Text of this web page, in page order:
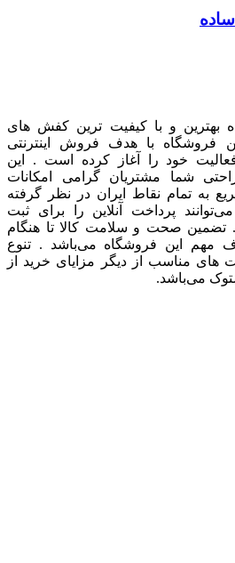
بهترین و با کیفیت ترین کفش های
فروشگاه با هدف فروش اینترنتی
خود را آغاز کرده است . این
شما مشتریان گرامی امکانات
به تمام نقاط ایران در نظر گرفته
پرداخت آنلاین را برای ثبت
تضمین صحت و سلامت کالا تا هنگام
مهم این فروشگاه می‌باشد . تنوع
های مناسب از دیگر مزایای خرید از
می‌باشد.